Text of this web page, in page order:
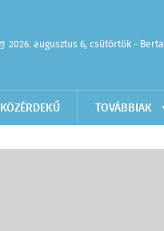
2026. augusztus 6, csütörtök - Berta
KÖZÉRDEKŰ TOVÁBBIAK